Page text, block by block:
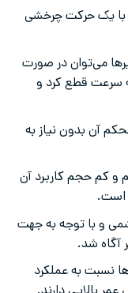
با یک حرکت چرخشی
می‌توان در صورت
سرعت قطع کرد و
آن بدون نیاز به
و کم حجم کاربرد آن
است.
و با توجه به جهت
آگاه شد.
نسبت به عملکرد